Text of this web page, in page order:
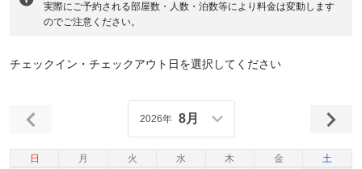
実際にご予約される部屋数・人数・泊数等により料金は変動します
のでご注意ください。
チェックイン・チェックアウト日を選択してください
日 月 火 水 木 金 土
2026年 8月